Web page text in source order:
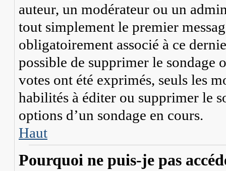
auteur, un modérateur ou un
tout simplement le premier
obligatoirement associé à ce
possible de supprimer le sondage
votes ont été exprimés, seuls les
habilités à éditer ou supprimer le
options d’un sondage en cours.
Haut
Pourquoi ne puis-je pas